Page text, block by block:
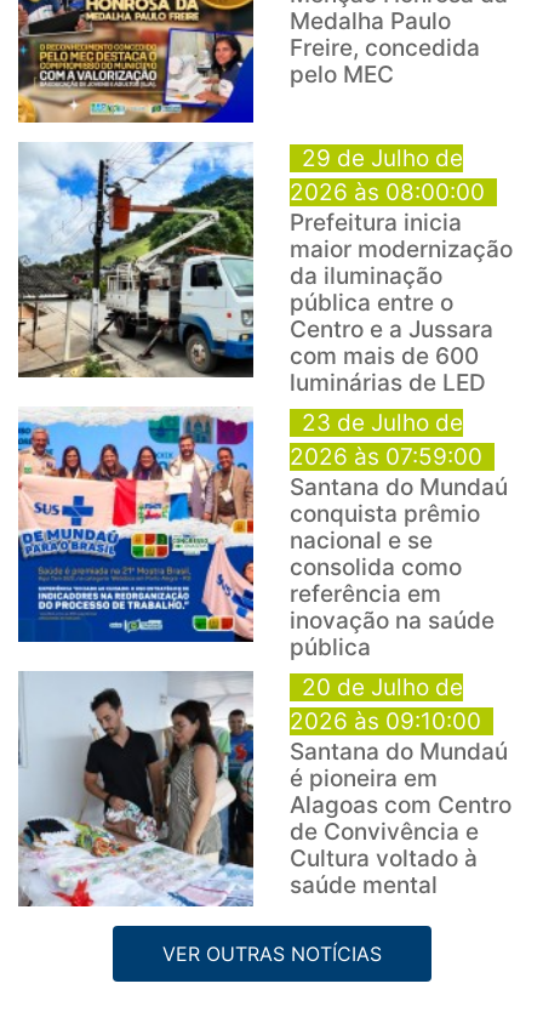
Medalha Paulo
Freire, concedida
pelo MEC
29 de Julho de
2026 às 08:00:00
Prefeitura inicia
maior modernização
da iluminação
pública entre o
Centro e a Jussara
com mais de 600
luminárias de LED
23 de Julho de
2026 às 07:59:00
Santana do Mundaú
conquista prêmio
nacional e se
consolida como
referência em
inovação na saúde
pública
20 de Julho de
2026 às 09:10:00
Santana do Mundaú
é pioneira em
Alagoas com Centro
de Convivência e
Cultura voltado à
saúde mental
VER OUTRAS NOTÍCIAS